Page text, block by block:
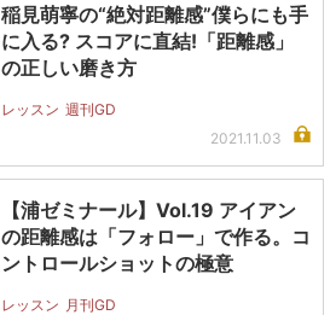
稲見萌寧の“絶対距離感”僕らにも手
に入る? スコアに直結!「距離感」
の正しい磨き方
レッスン 週刊GD
2021.11.03
【浦ゼミナール】Vol.19 アイアン
の距離感は「フォロー」で作る。コ
ントロールショットの極意
レッスン 月刊GD